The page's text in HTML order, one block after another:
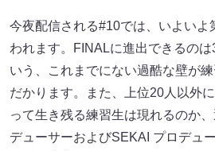
今夜配信される#10では、いよいよ
われます。FINALに進出できるの
いう、これまでにない過酷な壁が
だかります。また、上位20人以外
って生き残る練習生は現れるのか
デューサーおよびSEKAI プロデュ